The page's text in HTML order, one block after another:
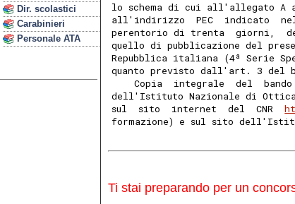
Dir. scolastici
Carabinieri
Personale ATA
lo schema di cui all'allegato A
all'indirizzo  PEC  indicato
perentorio di trenta  giorni,
quello di pubblicazione del
Repubblica italiana (4ª Serie
quanto previsto dall'art. 3 del
Copia  integrale  del
dell'Istituto Nazionale di
sul  sito  internet  del  CNR
formazione) e sul sito
Ti stai preparando per un